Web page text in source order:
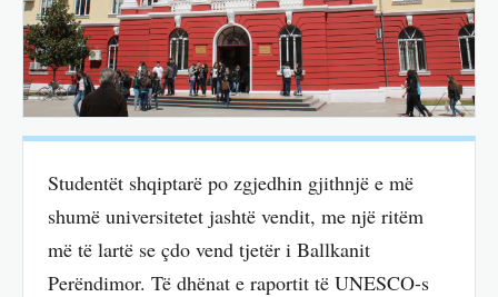
Studentët shqiptarë po zgjedhin gjithnjë e më
shumë universitetet jashtë vendit, me një ritëm
më të lartë se çdo vend tjetër i Ballkanit
Perëndimor. Të dhënat e raportit të UNESCO-s